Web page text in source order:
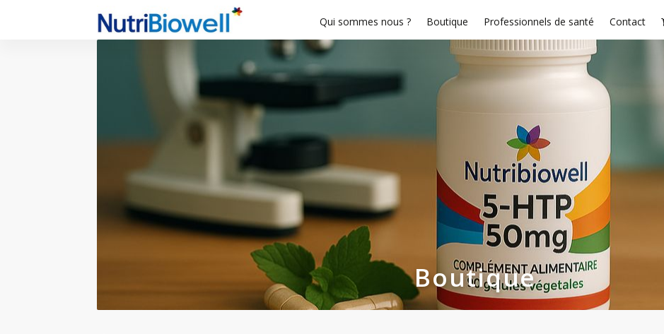
Qui sommes nous ? Boutique Professionnels de santé Contact
Boutique